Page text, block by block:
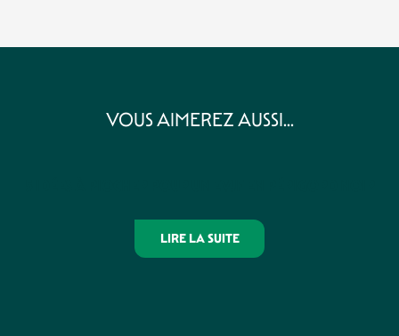
VOUS AIMEREZ AUSSI...
LIRE LA SUITE